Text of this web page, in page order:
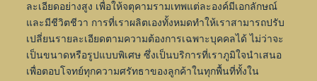
ละเอียดอย่างสูง เพื่อให้จตุคามรามเทพแต่ละองค์มีเอกลักษณ์
และมีชีวิตชีวา การที่เราผลิตเองทั้งหมดทำให้เราสามารถปรับ
เปลี่ยนรายละเอียดตามความต้องการเฉพาะบุคคลได้ ไม่ว่าจะ
เป็นขนาดหรือรูปแบบพิเศษ ซึ่งเป็นบริการที่เราภูมิใจนำเสนอ
เพื่อตอบโจทย์ทุกความศรัทธาของลูกค้าในทุกพื้นที่ทั้งใน